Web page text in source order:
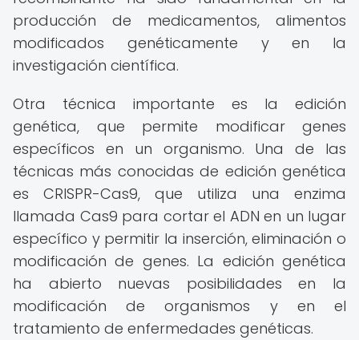
producción de medicamentos, alimentos
modificados genéticamente y en la
investigación científica.
Otra técnica importante es la edición
genética, que permite modificar genes
específicos en un organismo. Una de las
técnicas más conocidas de edición genética
es CRISPR-Cas9, que utiliza una enzima
llamada Cas9 para cortar el ADN en un lugar
específico y permitir la inserción, eliminación o
modificación de genes. La edición genética
ha abierto nuevas posibilidades en la
modificación de organismos y en el
tratamiento de enfermedades genéticas.